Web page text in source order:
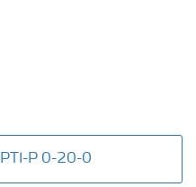
P 0-20-0